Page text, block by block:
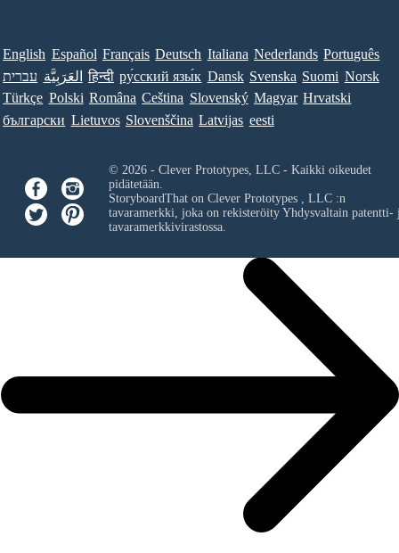
English Español Français Deutsch Italiana Nederlands Português
עברית العَرَبِيَّة हिन्दी ру́сский язы́к Dansk Svenska Suomi Norsk
Türkçe Polski Româna Ceština Slovenský Magyar Hrvatski
български Lietuvos Slovenščina Latvijas eesti
© 2026 - Clever Prototypes, LLC - Kaikki oikeudet
pidätetään.
StoryboardThat on Clever Prototypes , LLC:n
tavaramerkki, joka on rekisteröity Yhdysvaltain patentti-
tavaramerkkivirastossa.